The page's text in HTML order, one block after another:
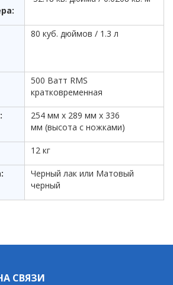
80 куб. дюймов / 1.3 л
500 Ватт RMS
кратковременная
254 мм x 289 мм x 336
мм (высота с ножками)
12 кг
Черный лак или Матовый
черный
СВЯЗИ